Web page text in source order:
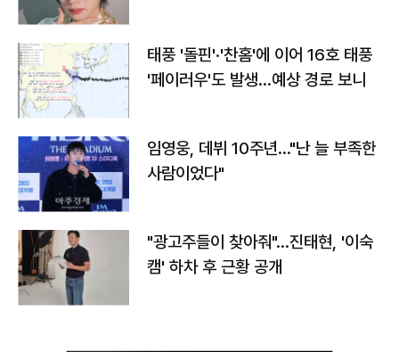
태풍 '돌핀'·'찬홈'에 이어 16호 태풍
'페이러우'도 발생…예상 경로 보니
임영웅, 데뷔 10주년…"난 늘 부족한
사람이었다"
"광고주들이 찾아줘"…진태현, '이숙
캠' 하차 후 근황 공개